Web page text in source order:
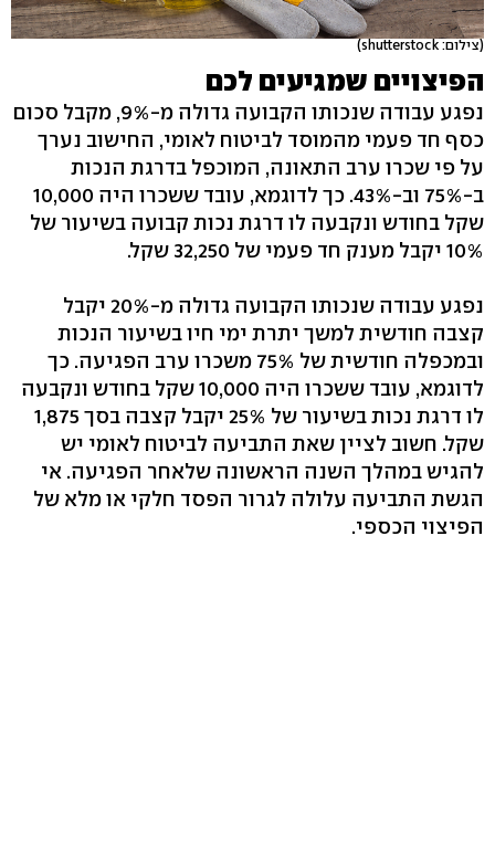
(צילום: shutterstock)
הפיצויים שמגיעים לכם
נפגע עבודה שנכותו הקבועה גדולה מ-9%, מקבל סכום
כסף חד פעמי מהמוסד לביטוח לאומי, החישוב נערך
על פי שכרו ערב התאונה, המוכפל בדרגת הנכות
ב-75% וב-43%. כך לדוגמא, עובד ששכרו היה 10,000
שקל בחודש ונקבעה לו דרגת נכות קבועה בשיעור של
10% יקבל מענק חד פעמי של 32,250 שקל.
נפגע עבודה שנכותו הקבועה גדולה מ-20% יקבל
קצבה חודשית למשך יתרת ימי חיו בשיעור הנכות
ובמכפלה חודשית של 75% משכרו ערב הפגיעה. כך
לדוגמא, עובד ששכרו היה 10,000 שקל בחודש ונקבעה
לו דרגת נכות בשיעור של 25% יקבל קצבה בסך 1,875
שקל. חשוב לציין שאת התביעה לביטוח לאומי יש
להגיש במהלך השנה הראשונה שלאחר הפגיעה. אי
הגשת התביעה עלולה לגרור הפסד חלקי או מלא של
הפיצוי הכספי.